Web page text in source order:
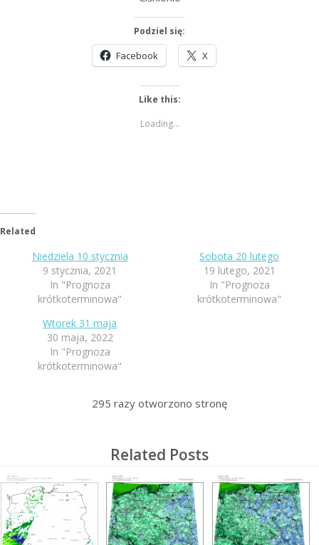
Podziel się:
Facebook X
Like this:
Loading...
Related
Niedziela 10 stycznia
9 stycznia, 2021
In "Prognoza
krótkoterminowa"
Sobota 20 lutego
19 lutego, 2021
In "Prognoza
krótkoterminowa"
Wtorek 31 maja
30 maja, 2022
In "Prognoza
krótkoterminowa"
295 razy otworzono stronę
Related Posts